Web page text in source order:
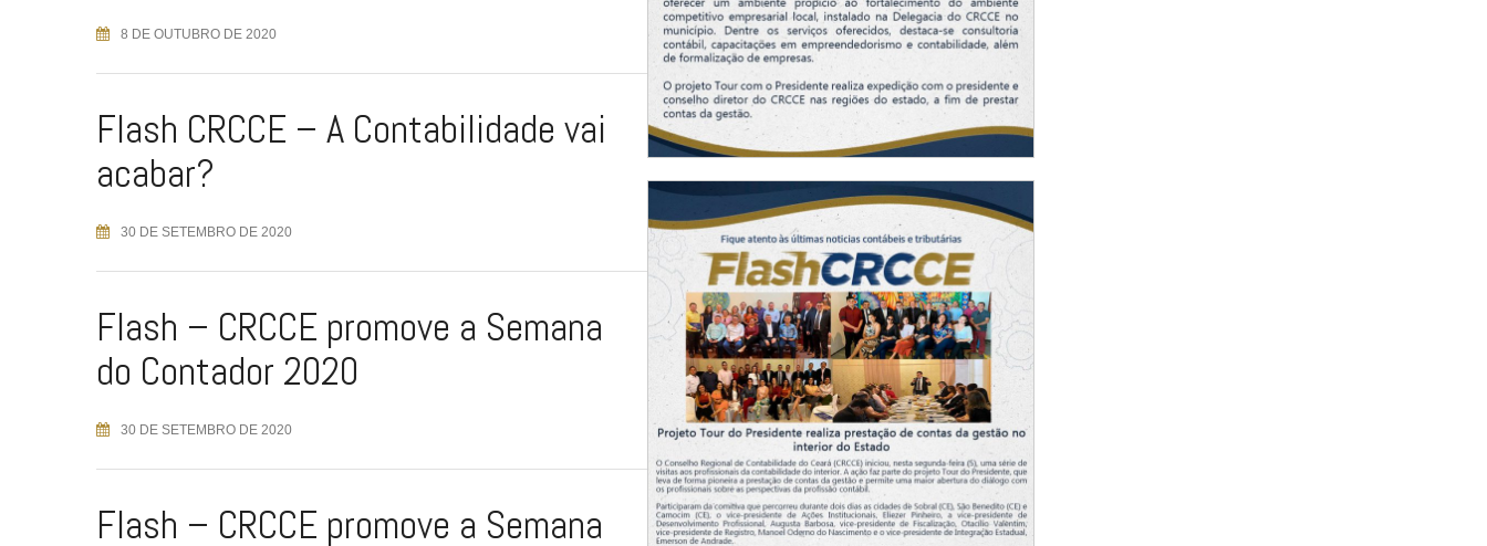
8 DE OUTUBRO DE 2020
Flash CRCCE – A Contabilidade vai
acabar?
30 DE SETEMBRO DE 2020
Flash – CRCCE promove a Semana
do Contador 2020
30 DE SETEMBRO DE 2020
Flash – CRCCE promove a Semana